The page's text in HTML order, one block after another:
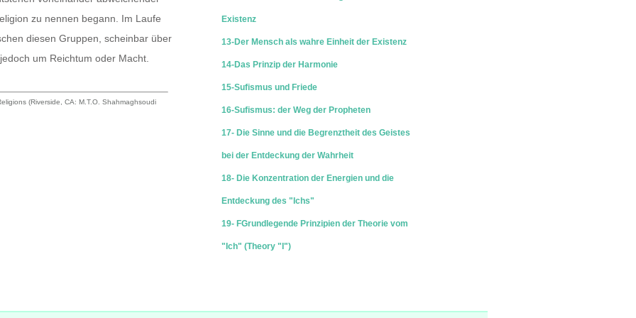
zu nennen begann. Im Laufe
diesen Gruppen, scheinbar über
um Reichtum oder Macht.
nicht auf unterschiedlichen
die Jahrhunderte entwickelt
(Riverside, CA: M.T.O. Shahmaghsoudi
Existenz
13-Der Mensch als wahre Einheit der Existenz
14-Das Prinzip der Harmonie
15-Sufismus und Friede
16-Sufismus: der Weg der Propheten
17- Die Sinne und die Begrenztheit des Geistes
bei der Entdeckung der Wahrheit
18- Die Konzentration der Energien und die
Entdeckung des "Ichs"
19- FGrundlegende Prinzipien der Theorie vom
"Ich" (Theory "I")